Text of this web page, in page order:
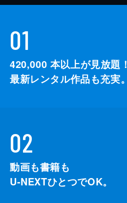
01
420,000 本以上が見放題！
最新レンタル作品も充実。
02
動画も書籍も
U-NEXTひとつでOK。